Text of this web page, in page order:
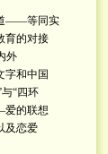
——等同实
育的对接
外
字和中国
“四环
爱的联想
及恋爱